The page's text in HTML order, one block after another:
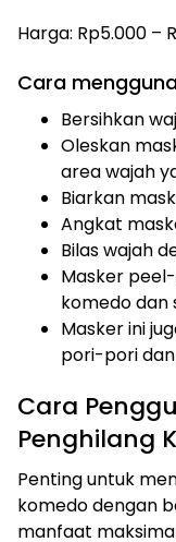
Harga: Rp5.000 –
Cara
Bersihkan
Oleskan
area wajah
Biarkan
Angkat
Bilas wajah
Masker
komedo dan
Masker ini
pori-pori
Cara
Penghilang
Penting untuk
komedo dengan
manfaat